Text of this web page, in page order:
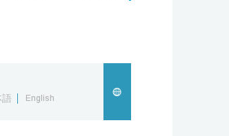
English
語